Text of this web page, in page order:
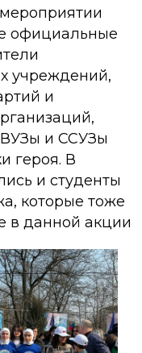
официальные
учреждений,
и
ВУЗы и ССУЗы
героя. В
и студенты
которые тоже
в данной акции